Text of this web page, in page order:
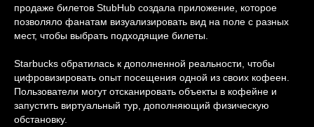
продаже билетов StubHub создала приложение, которое
позволяло фанатам визуализировать вид на поле с разных
мест, чтобы выбрать подходящие билеты.
Starbucks обратилась к дополненной реальности, чтобы
цифровизировать опыт посещения одной из своих кофеен.
Пользователи могут отсканировать объекты в кофейне и
запустить виртуальный тур, дополняющий физическую
обстановку.